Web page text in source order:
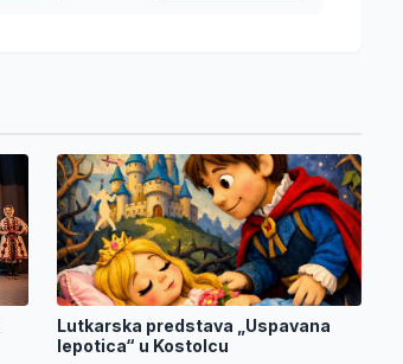
Lutkarska predstava „Uspavana
lepotica“ u Kostolcu